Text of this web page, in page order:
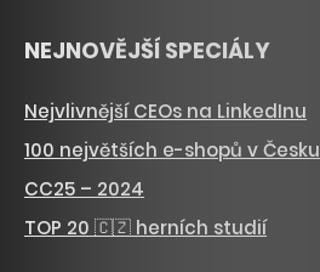
NEJNOVĚJŠÍ SPECIÁLY
Nejvlivnější CEOs na LinkedInu
100 největších e-shopů v Česku
CC25 – 2024
TOP 20 🇨🇿 herních studií